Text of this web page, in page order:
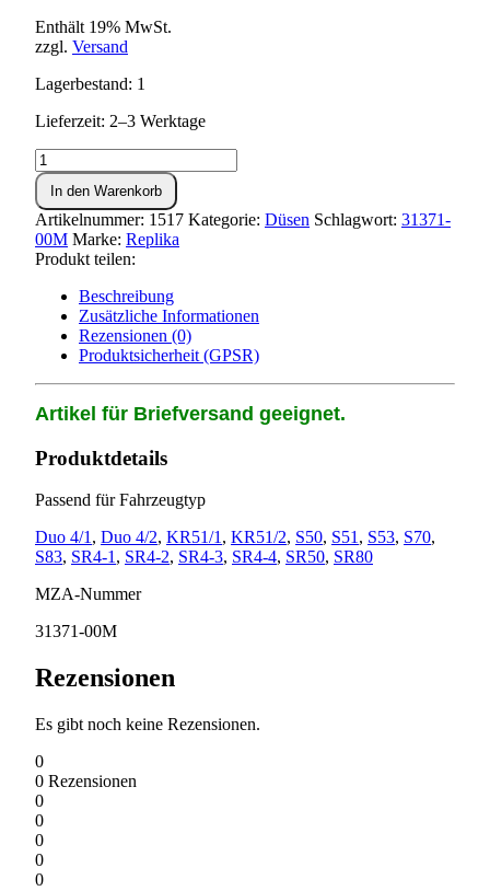
Enthält 19% MwSt.
zzgl. Versand
Lagerbestand: 1
Lieferzeit: 2–3 Werktage
Hauptdüse
BVF
90ér
Menge
In den Warenkorb
Artikelnummer: 1517 Kategorie: Düsen Schlagwort: 31371-
00M Marke: Replika
Produkt teilen:
Beschreibung
Zusätzliche Informationen
Rezensionen (0)
Produktsicherheit (GPSR)
Artikel für Briefversand geeignet.
Produktdetails
Passend für Fahrzeugtyp
Duo 4/1 , Duo 4/2, KR51/1 , KR51/2, S50, S51 , S53, S70,
S83, SR4-1 , SR4-2, SR4-3, SR4-4, SR50, SR80
MZA-Nummer
31371-00M
Rezensionen
Es gibt noch keine Rezensionen.
0
0 Rezensionen
0
0
0
0
0